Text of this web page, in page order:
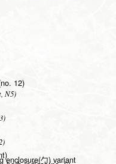
12)
N5)
enclosure(勹) variant